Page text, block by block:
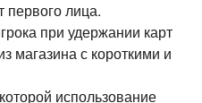
первого лица.
при удержании карт
магазина с короткими и
использование